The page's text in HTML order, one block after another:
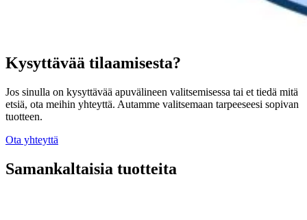
Kysyttävää tilaamisesta?
Jos sinulla on kysyttävää apuvälineen valitsemisessa tai et tiedä mitä
etsiä, ota meihin yhteyttä. Autamme valitsemaan tarpeeseesi sopivan
tuotteen.
Ota yhteyttä
Samankaltaisia tuotteita